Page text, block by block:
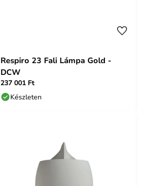
Respiro 23 Fali Lámpa Gold -
DCW
237 001 Ft
Készleten